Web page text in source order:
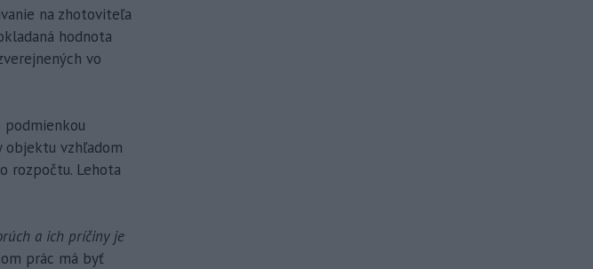
na zhotoviteľa
hodnota
vo
podmienkou
objektu vzhľadom
rozpočtu. Lehota
a ich príčiny je
prác má byť